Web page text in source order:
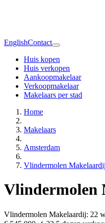
EnglishContact
Huis kopen
Huis verkopen
Aankoopmakelaar
Verkoopmakelaar
Makelaars per stad
Home
Makelaars
Amsterdam
Vlindermolen Makelaardij
Vlindermolen
Vlindermolen Makelaardij: 22